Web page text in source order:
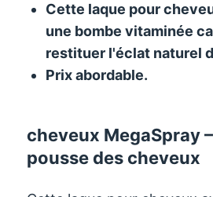
Cette laque pour
une bombe vitaminée
restituer l'éclat naturel
Prix ​​abordable.
cheveux MegaSpray
pousse des cheveux